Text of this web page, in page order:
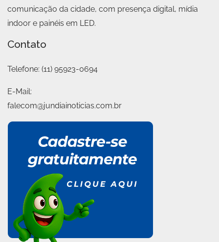
comunicação da cidade, com presença digital, mídia
indoor e painéis em LED.
Contato
Telefone: (11) 95923-0694
E-Mail:
falecom@jundiainoticias.com.br